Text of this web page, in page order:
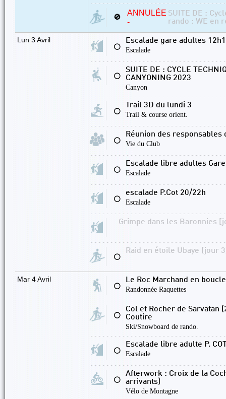
🚫
ANNULÉE
-
SUITE DE :
rando : WE en
Lun 3 Avril
⚪
Escalade gare adultes
Escalade
⚪
SUITE DE : CYCLE
CANYONING 2023
Canyon
⚪
Trail 3D du lundi 3
Trail & course orient.
⚪
Réunion des responsables
Vie du Club
⚪
Escalade libre adultes
Escalade
⚪
escalade P.Cot 20/22h
Escalade
Grimpe dans les Baronnies
⚪
Raid en étoile Ubaye [jour
Mar 4 Avril
⚪
Le Roc Marchand en boucle
Randonnée Raquettes
⚪
Col et Rocher de Sarvatan
Coutire
Ski/Snowboard de rando.
⚪
Escalade libre adulte P.
Escalade
⚪
Afterwork : Croix de la
arrivants)
Vélo de Montagne